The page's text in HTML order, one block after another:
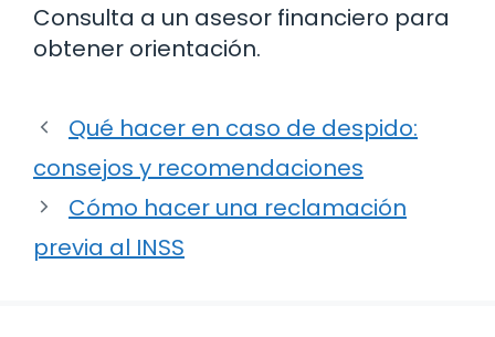
Consulta a un asesor financiero para
obtener orientación.
Qué hacer en caso de despido:
consejos y recomendaciones
Cómo hacer una reclamación
previa al INSS